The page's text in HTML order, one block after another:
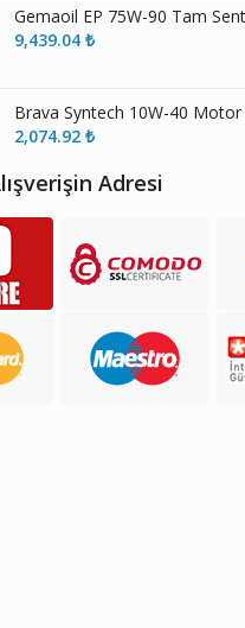
9,439.04 ₺
Brava Syntech 10W-40 Motor
2,074.92 ₺
Adresi